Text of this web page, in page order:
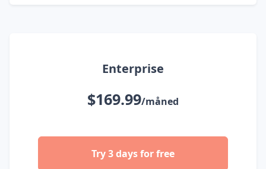
Enterprise
$169.99/måned
Try 3 days for free